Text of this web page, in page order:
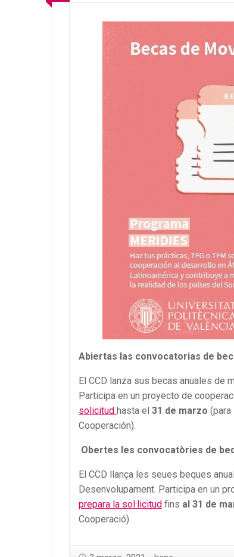
Abiertas las convocatorias de
El CCD lanza sus becas anuales de
Participa en un proyecto de
solicitud hasta el 31 de marzo
Cooperación).
Obertes les convocatòries de
El CCD llança les seues beques
Desenvolupament. Participa en un
prepara la sol·licitud fins al 31 de
Cooperació).